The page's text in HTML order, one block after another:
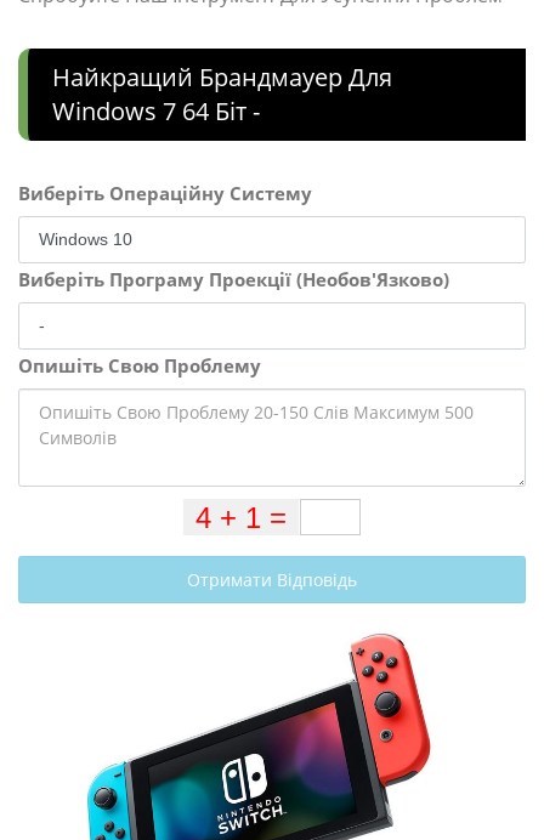
Найкращий Брандмауер Для
Windows 7 64 Біт -
Виберіть Операційну Систему
Виберіть Програму Проекції (Необов'Язково)
Опишіть Свою Проблему
Отримати Відповідь